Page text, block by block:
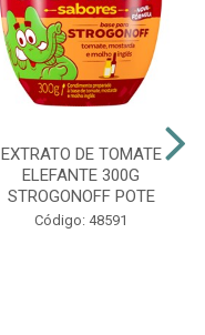
EXTRATO DE TOMATE
ELEFANTE 300G
STROGONOFF POTE
Código: 48591